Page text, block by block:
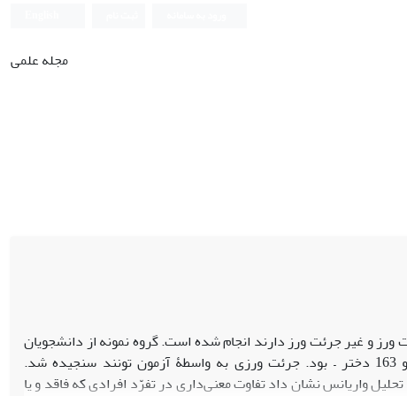
مجله علمی
و غیر جرئت ورز دارند انجام شده است. گروه نمونه از دانشجویان
دانشگاه شهید بهشتی انتخاب شدند و نمونه نهایی شامل 300 دانشجو– 137 پسر و 163 دختر – بود. جرئت ورزی به واسطۀ آزمون تونند سنجیده شد.
واریانس نشان داد تفاوت معنی‌داری در تفرّد افرادی که فاقد و یا